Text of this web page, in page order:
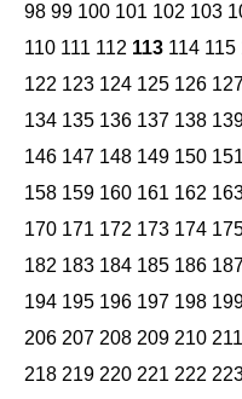
98 99 100 101 102 103
110 111 112 113 114 115
122 123 124 125 126
134 135 136 137 138
146 147 148 149 150 151
158 159 160 161 162
170 171 172 173 174
182 183 184 185 186
194 195 196 197 198
206 207 208 209 210 211
218 219 220 221 222